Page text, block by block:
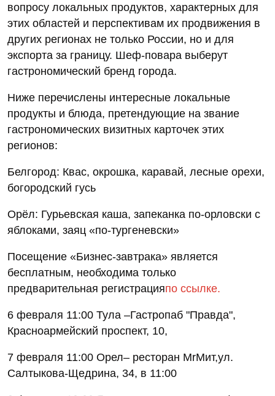
вопросу локальных продуктов, характерных для
этих областей и перспективам их продвижения в
других регионах не только России, но и для
экспорта за границу. Шеф-повара выберут
гастрономический бренд города.
Ниже перечислены интересные локальные
продукты и блюда, претендующие на звание
гастрономических визитных карточек этих
регионов:
Белгород: Квас, окрошка, каравай, лесные орехи,
богородский гусь
Орёл: Гурьевская каша, запеканка по-орловски с
яблоками, заяц «по-тургеневски»
Посещение «Бизнес-завтрака» является
бесплатным, необходима только
предварительная регистрацияпо ссылке.
6 февраля 11:00 Тула –Гастропаб "Правда",
Красноармейский проспект, 10,
7 февраля 11:00 Орел– ресторан MrМит,ул.
Салтыкова-Щедрина, 34, в 11:00